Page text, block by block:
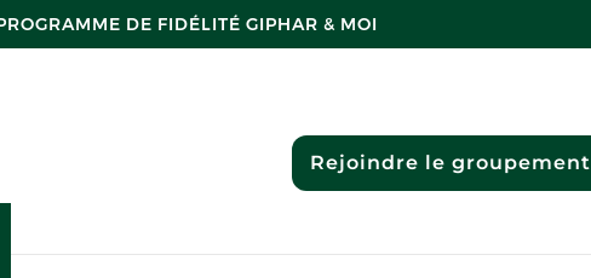
DE FIDÉLITÉ GIPHAR & MOI
Rejoindre le groupement